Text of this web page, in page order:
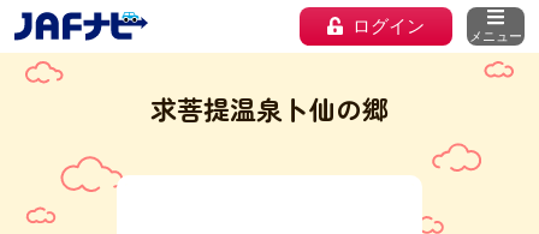
ログイン メニュー
求菩提温泉卜仙の郷